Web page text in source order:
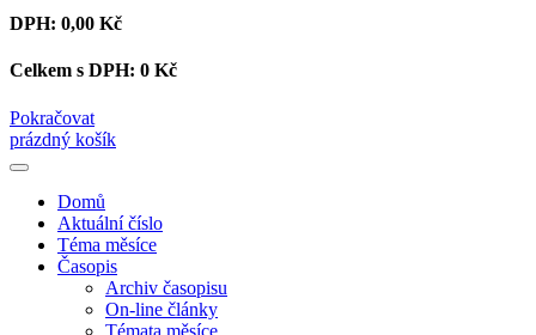
DPH: 0,00 Kč
Celkem s DPH: 0 Kč
Pokračovat
prázdný košík
Domů
Aktuální číslo
Téma měsíce
Časopis
Archiv časopisu
On-line články
Témata měsíce